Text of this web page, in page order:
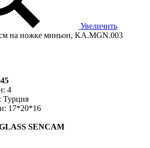
Увеличить
на ножке миньон, KA.MGN.003
4
Турция
17*20*16
SENCAM